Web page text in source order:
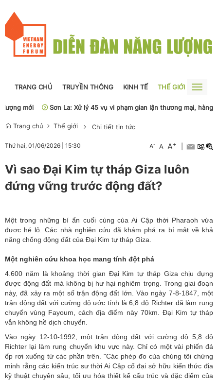
TRANG CHỦ TRUYỀN THÔNG KINH TẾ THẾ GIỚI
Toggle
mới
Sơn La: Xử lý 45 vụ vi phạm gian lận thương mại, hàng giả
Trang chủ Thế giới Chi tiết tin tức
Thứ hai, 01/06/2026 15:30 A- A A+
Vì sao Đại Kim tự tháp Giza luôn
đứng vững trước động đất?
Một trong những bí ẩn cuối cùng của Ai Cập thời Pharaoh vừa
được hé lộ. Các nhà nghiên cứu đã khám phá ra bí mật về khả
năng chống động đất của Đại Kim tự tháp Giza.
Một nghiên cứu khoa học mang tính đột phá
4.600 năm là khoảng thời gian Đại Kim tự tháp Giza chịu đựng
được động đất mà không bị hư hại nghiêm trọng. Trong giai đoạn
này, đã xảy ra một số trận động đất lớn. Vào ngày 7-8-1847, một
trận động đất với cường độ ước tính là 6,8 độ Richter đã làm rung
chuyển vùng Fayoum, cách địa điểm này 70km. Đại Kim tự tháp
vẫn không hề dịch chuyển.
Vào ngày 12-10-1992, một trận động đất với cường độ 5,8 độ
Richter lại làm rung chuyển khu vực này. Chỉ có một vài phiến đá
ốp rơi xuống từ các phần trên. "Các phép đo của chúng tôi chứng
minh rằng các kiến trúc sư thời Ai Cập cổ đại sở hữu kiến thức địa
kỹ thuật chuyên sâu, tối ưu hóa thiết kế cấu trúc và đặc điểm của